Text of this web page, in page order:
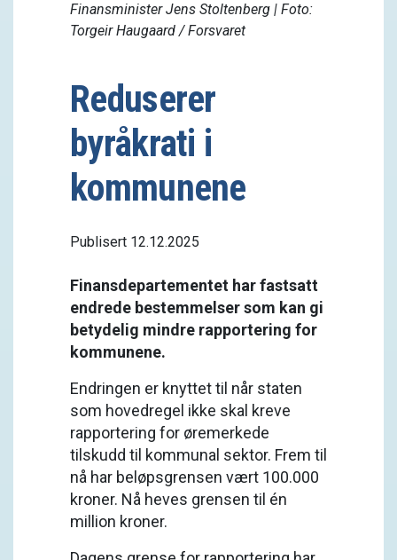
Finansminister Jens Stoltenberg | Foto:
Torgeir Haugaard / Forsvaret
Reduserer
byråkrati i
kommunene
Publisert 12.12.2025
Finansdepartementet har fastsatt
endrede bestemmelser som kan gi
betydelig mindre rapportering for
kommunene.
Endringen er knyttet til når staten
som hovedregel ikke skal kreve
rapportering for øremerkede
tilskudd til kommunal sektor. Frem til
nå har beløpsgrensen vært 100.000
kroner. Nå heves grensen til én
million kroner.